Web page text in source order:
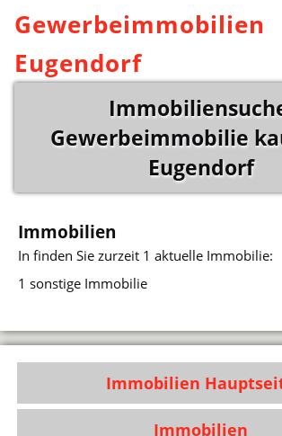
Gewerbeimmobilien
Eugendorf
Gewerbeimmobilie
Eugendorf
Immobilien
Infinden Sie zurzeit 1 aktuelle Immobilie:
1 sonstige Immobilie
Immobilien
Immobilien